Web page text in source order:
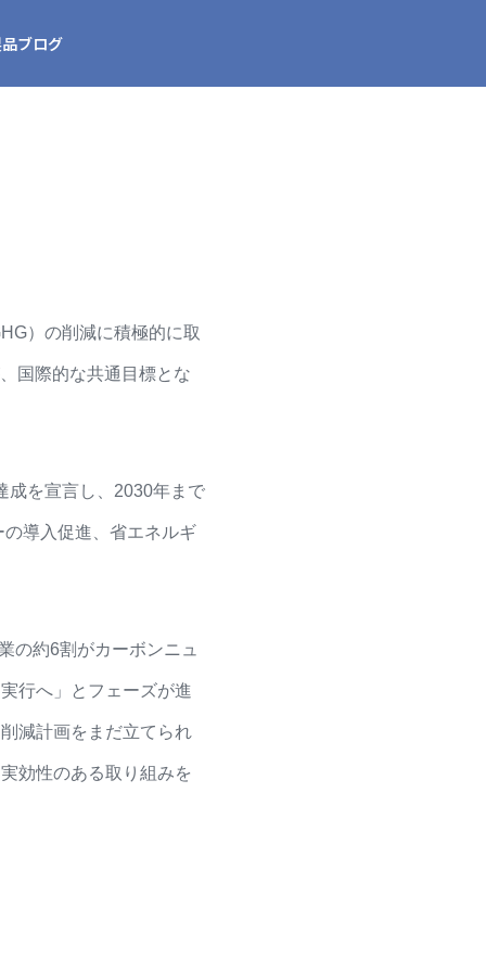
ブログ
）の削減に積極的に取
国際的な共通目標とな
成を宣言し、2030年まで
の導入促進、省エネルギ
の約6割がカーボンニュ
行へ」とフェーズが進
減計画をまだ立てられ
効性のある取り組みを